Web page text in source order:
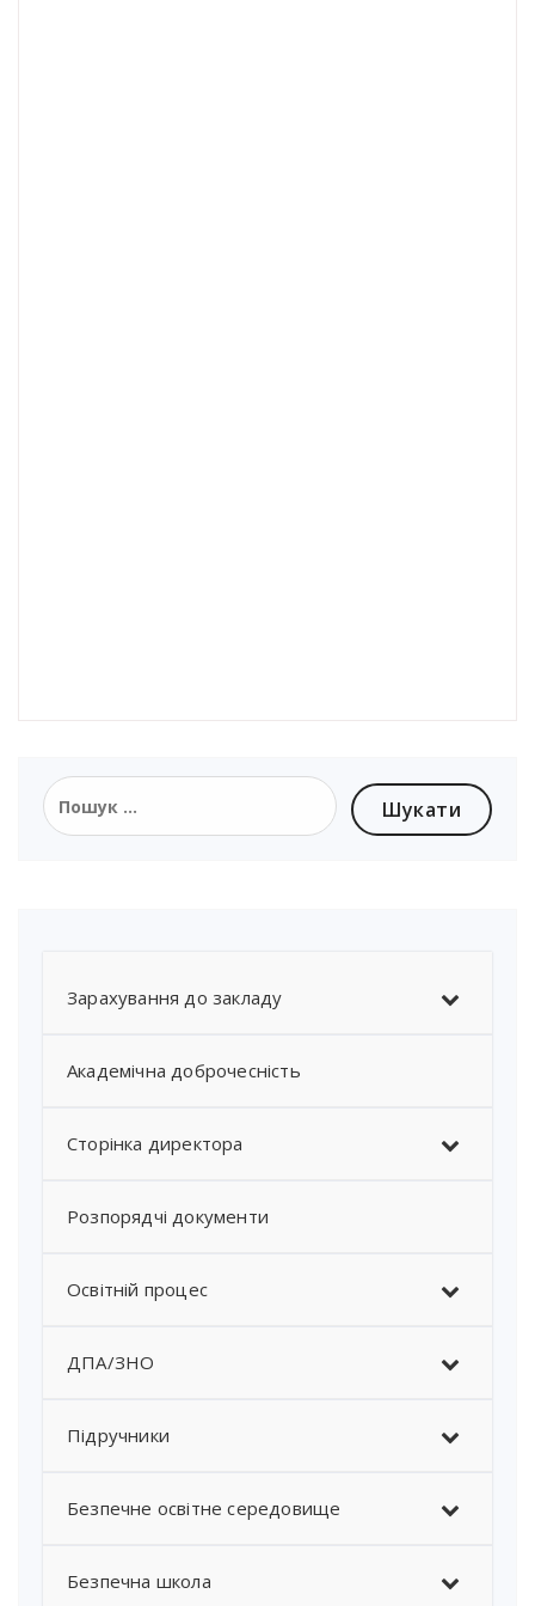
Пошук:
Зарахування до закладу
Академічна доброчесність
Сторінка директора
Розпорядчі документи
Освітній процес
ДПА/ЗНО
Підручники
Безпечне освітне середовище
Безпечна школа